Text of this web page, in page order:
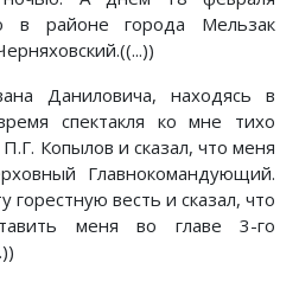
в районе города Мельзак
Даниловича, находясь в
спектакля ко мне тихо
Копылов и сказал, что меня
Главнокомандующий.
весть и сказал, что
меня во главе 3-го